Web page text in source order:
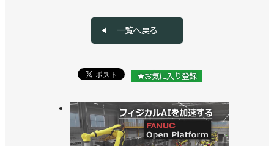
一覧へ戻る
★お気に入り登録